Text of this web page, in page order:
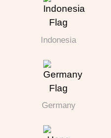
Indonesia
Germany